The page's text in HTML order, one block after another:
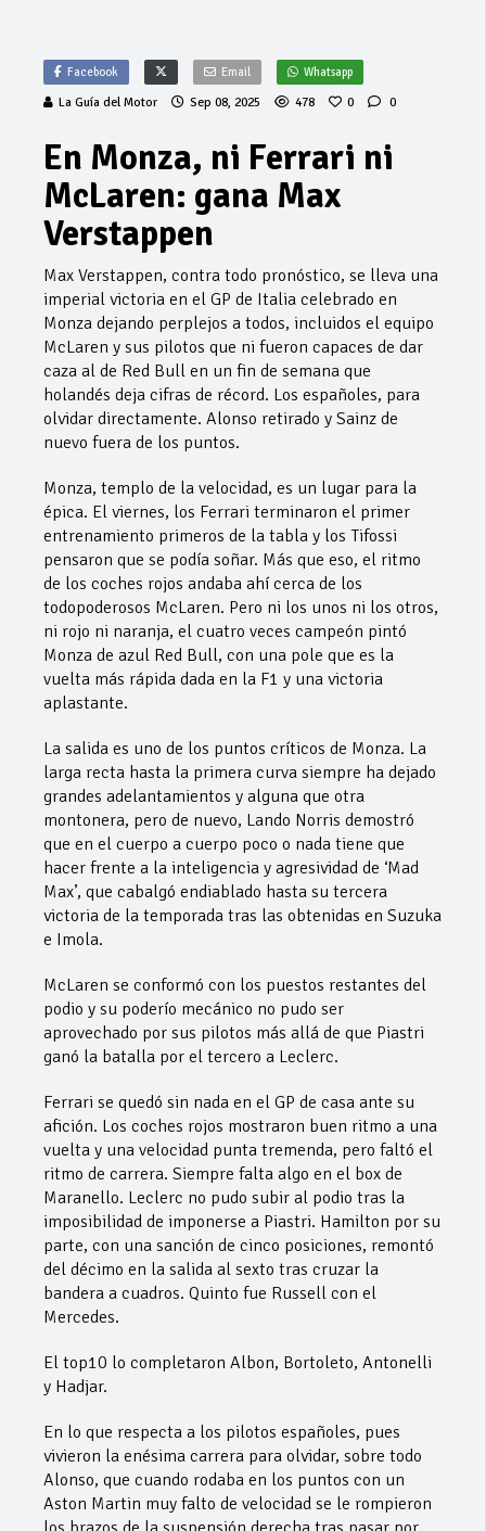
Facebook Email Whatsapp
La Guía del Motor Sep 08, 2025 478 0 0
En Monza, ni Ferrari ni
McLaren: gana Max
Verstappen
Max Verstappen, contra todo pronóstico, se lleva una
imperial victoria en el GP de Italia celebrado en
Monza dejando perplejos a todos, incluidos el equipo
McLaren y sus pilotos que ni fueron capaces de dar
caza al de Red Bull en un fin de semana que
holandés deja cifras de récord. Los españoles, para
olvidar directamente. Alonso retirado y Sainz de
nuevo fuera de los puntos.
Monza, templo de la velocidad, es un lugar para la
épica. El viernes, los Ferrari terminaron el primer
entrenamiento primeros de la tabla y los Tifossi
pensaron que se podía soñar. Más que eso, el ritmo
de los coches rojos andaba ahí cerca de los
todopoderosos McLaren. Pero ni los unos ni los otros,
ni rojo ni naranja, el cuatro veces campeón pintó
Monza de azul Red Bull, con una pole que es la
vuelta más rápida dada en la F1 y una victoria
aplastante.
La salida es uno de los puntos críticos de Monza. La
larga recta hasta la primera curva siempre ha dejado
grandes adelantamientos y alguna que otra
montonera, pero de nuevo, Lando Norris demostró
que en el cuerpo a cuerpo poco o nada tiene que
hacer frente a la inteligencia y agresividad de ‘Mad
Max’, que cabalgó endiablado hasta su tercera
victoria de la temporada tras las obtenidas en Suzuka
e Imola.
McLaren se conformó con los puestos restantes del
podio y su poderío mecánico no pudo ser
aprovechado por sus pilotos más allá de que Piastri
ganó la batalla por el tercero a Leclerc.
Ferrari se quedó sin nada en el GP de casa ante su
afición. Los coches rojos mostraron buen ritmo a una
vuelta y una velocidad punta tremenda, pero faltó el
ritmo de carrera. Siempre falta algo en el box de
Maranello. Leclerc no pudo subir al podio tras la
imposibilidad de imponerse a Piastri. Hamilton por su
parte, con una sanción de cinco posiciones, remontó
del décimo en la salida al sexto tras cruzar la
bandera a cuadros. Quinto fue Russell con el
Mercedes.
El top10 lo completaron Albon, Bortoleto, Antonelli
y Hadjar.
En lo que respecta a los pilotos españoles, pues
vivieron la enésima carrera para olvidar, sobre todo
Alonso, que cuando rodaba en los puntos con un
Aston Martin muy falto de velocidad se le rompieron